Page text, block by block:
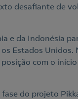
desafiante de
e da Indonésia
Estados Unidos.
com o
do projeto